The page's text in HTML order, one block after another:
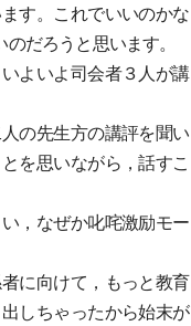
す。これでいいのかな
だろうと思います。
よいよ司会者３人が講
の先生方の講評を聞い
を思いながら，話すこ
，なぜか叱咤激励モー
に向けて，もっと教育
しちゃったから始末が